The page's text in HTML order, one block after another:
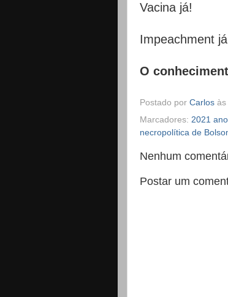
Vacina já!
Impeachment
O
Postado por Carlos às
Marcadores: 2021
necropolítica de
Nenhum
Postar um